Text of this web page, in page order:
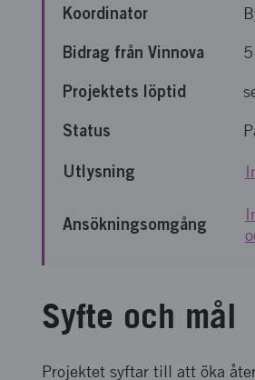
Koordinator
Bidrag från Vinnova
Projektets löptid
Status
Utlysning
Ansökningsomgång
Syfte och mål
Projektet syftar till att öka